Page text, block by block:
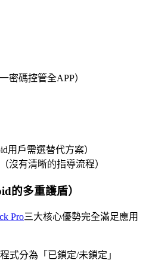
密碼控管全APP）
用戶需選替代方案）
沒有清晰的指導流程）
的多重護盾）
Pro三大核心優勢完全滿足應用
式分為「已鎖定/未鎖定」